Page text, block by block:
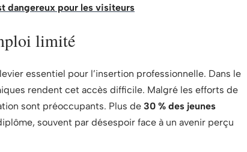
dangereux pour les visiteurs
limité
essentiel pour l’insertion professionnelle. Dans le
rendent cet accès difficile. Malgré les efforts de
sont préoccupants. Plus de 30 % des jeunes
souvent par désespoir face à un avenir perçu